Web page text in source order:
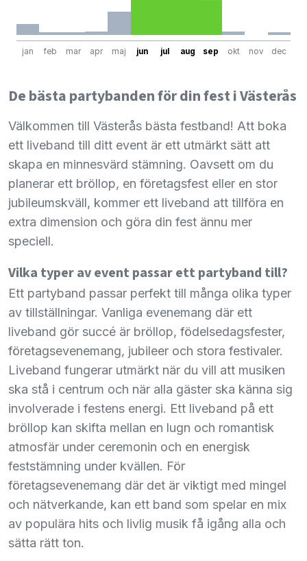
jan feb mar apr maj jun jul aug sep okt nov dec
De bästa partybanden för din fest i Västerås
Välkommen till Västerås bästa festband! Att boka
ett liveband till ditt event är ett utmärkt sätt att
skapa en minnesvärd stämning. Oavsett om du
planerar ett bröllop, en företagsfest eller en stor
jubileumskväll, kommer ett liveband att tillföra en
extra dimension och göra din fest ännu mer
speciell.
Vilka typer av event passar ett partyband till?
Ett partyband passar perfekt till många olika typer
av tillställningar. Vanliga evenemang där ett
liveband gör succé är bröllop, födelsedagsfester,
företagsevenemang, jubileer och stora festivaler.
Liveband fungerar utmärkt när du vill att musiken
ska stå i centrum och när alla gäster ska känna sig
involverade i festens energi. Ett liveband på ett
bröllop kan skifta mellan en lugn och romantisk
atmosfär under ceremonin och en energisk
feststämning under kvällen. För
företagsevenemang där det är viktigt med mingel
och nätverkande, kan ett band som spelar en mix
av populära hits och livlig musik få igång alla och
sätta rätt ton.